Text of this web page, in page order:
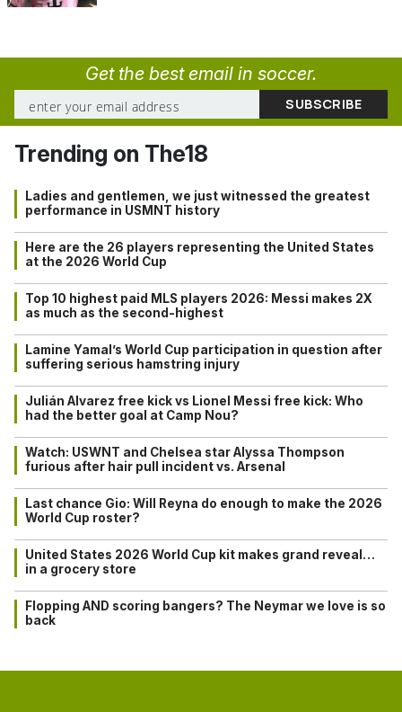
Get the best email in soccer.
Trending on The18
Ladies and gentlemen, we just witnessed the greatest
performance in USMNT history
Here are the 26 players representing the United States
at the 2026 World Cup
Top 10 highest paid MLS players 2026: Messi makes 2X
as much as the second-highest
Lamine Yamal’s World Cup participation in question after
suffering serious hamstring injury
Julián Alvarez free kick vs Lionel Messi free kick: Who
had the better goal at Camp Nou?
Watch: USWNT and Chelsea star Alyssa Thompson
furious after hair pull incident vs. Arsenal
Last chance Gio: Will Reyna do enough to make the 2026
World Cup roster?
United States 2026 World Cup kit makes grand reveal…
in a grocery store
Flopping AND scoring bangers? The Neymar we love is so
back